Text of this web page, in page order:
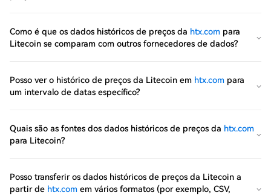
Como é que os dados históricos de preços da htx.com para
Litecoin se comparam com outros fornecedores de dados?
Posso ver o histórico de preços da Litecoin em htx.com para
um intervalo de datas específico?
Quais são as fontes dos dados históricos de preços da htx.com
para Litecoin?
Posso transferir os dados históricos de preços da Litecoin a
partir de htx.com em vários formatos (por exemplo, CSV,